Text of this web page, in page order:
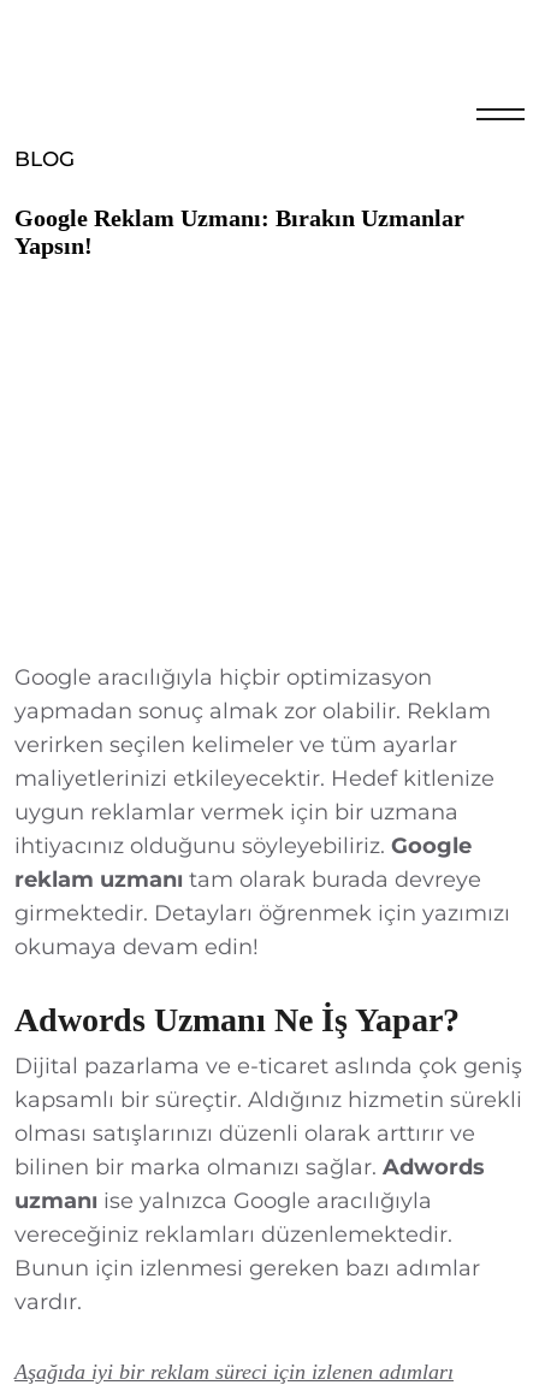
BLOG
Google Reklam Uzmanı: Bırakın Uzmanlar
Yapsın!
Google aracılığıyla hiçbir optimizasyon
yapmadan sonuç almak zor olabilir. Reklam
verirken seçilen kelimeler ve tüm ayarlar
maliyetlerinizi etkileyecektir. Hedef kitlenize
uygun reklamlar vermek için bir uzmana
ihtiyacınız olduğunu söyleyebiliriz. Google
reklam uzmanı tam olarak burada devreye
girmektedir. Detayları öğrenmek için yazımızı
okumaya devam edin!
Adwords Uzmanı Ne İş Yapar?
Dijital pazarlama ve e-ticaret aslında çok geniş
kapsamlı bir süreçtir. Aldığınız hizmetin sürekli
olması satışlarınızı düzenli olarak arttırır ve
bilinen bir marka olmanızı sağlar. Adwords
uzmanı ise yalnızca Google aracılığıyla
vereceğiniz reklamları düzenlemektedir.
Bunun için izlenmesi gereken bazı adımlar
vardır.
Aşağıda iyi bir reklam süreci için izlenen adımları